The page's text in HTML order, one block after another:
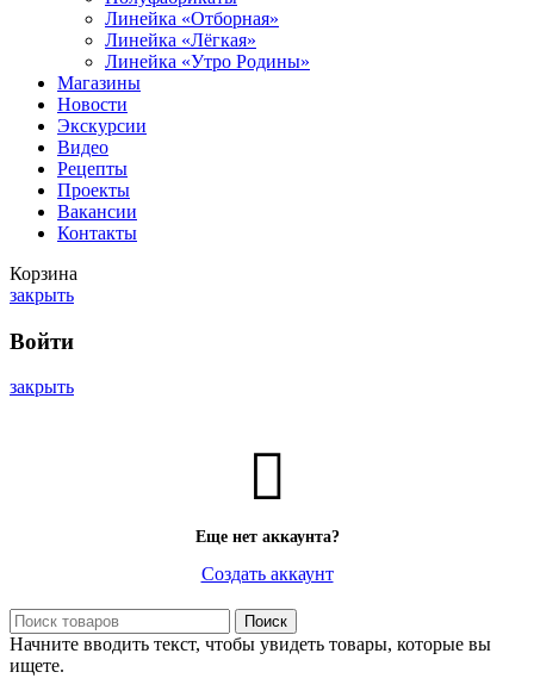
Линейка «Отборная»
Линейка «Лёгкая»
Линейка «Утро Родины»
Магазины
Новости
Экскурсии
Видео
Рецепты
Проекты
Вакансии
Контакты
Корзина
закрыть
Войти
закрыть
Еще нет аккаунта?
Создать аккаунт
Поиск
Начните вводить текст, чтобы увидеть товары, которые вы
ищете.